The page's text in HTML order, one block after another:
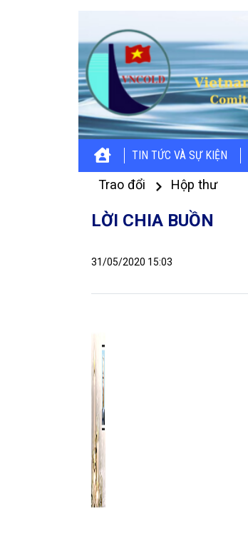
TIN TỨC VÀ SỰ KIỆN
Trao đổi Hộp thư
LỜI CHIA BUỒN
31/05/2020 15:03